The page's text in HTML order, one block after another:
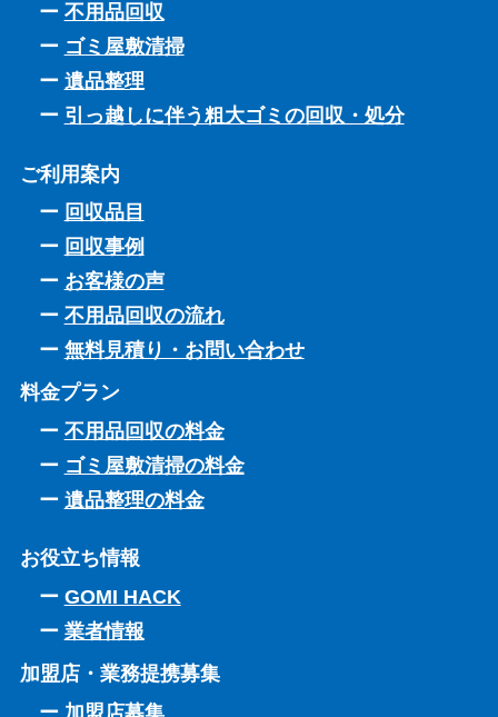
不用品回収
ゴミ屋敷清掃
遺品整理
引っ越しに伴う粗大ゴミの回収・処分
ご利用案内
回収品目
回収事例
お客様の声
不用品回収の流れ
無料見積り・お問い合わせ
料金プラン
不用品回収の料金
ゴミ屋敷清掃の料金
遺品整理の料金
お役立ち情報
GOMI HACK
業者情報
加盟店・業務提携募集
加盟店募集